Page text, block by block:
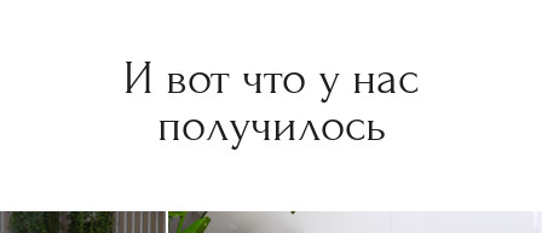
И вот что у нас
получилось